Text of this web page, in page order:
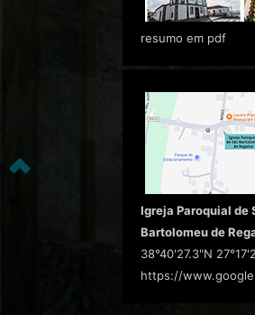
resumo em pdf
Igreja Paroquial de
Bartolomeu de
38°40'27.3"N
https://